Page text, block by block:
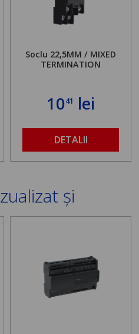
Soclu 22,5MM / MIXED
TERMINATION
1041 lei
DETALII
și